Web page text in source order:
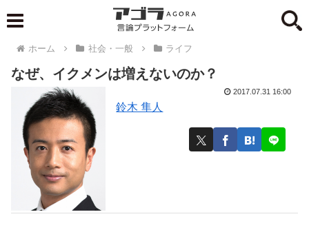
ホーム 社会・一般 ライフ
なぜ、イクメンは増えないのか？
鈴木 隼人
2017.07.31 16:00